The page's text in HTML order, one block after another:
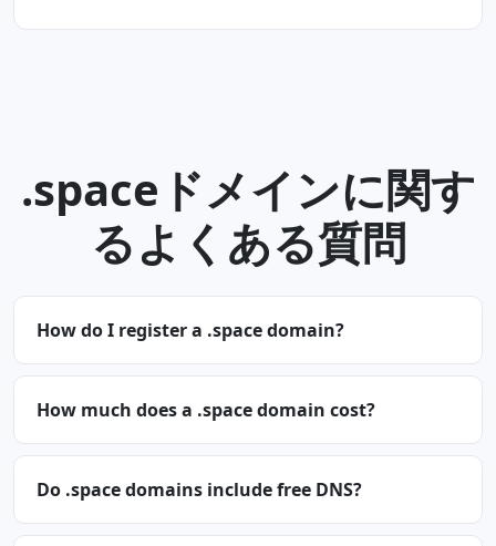
.spaceドメインに関す
るよくある質問
How do I register a .space domain?
How much does a .space domain cost?
Do .space domains include free DNS?